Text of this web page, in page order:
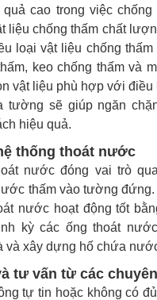
cao trong việc
liệu chống thấm chất
loại vật liệu chống
keo chống thấm và
vật liệu phù hợp với điều
tường sẽ giúp ngăn
hiệu quả.
thống thoát nước
nước đóng vai trò
thấm vào tường đứng.
nước hoạt động tốt
kỳ các ống thoát
và xây dựng hố chứa
tư vấn từ các
tự tin hoặc không có